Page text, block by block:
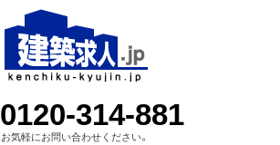
0120-314-881
お気軽にお問い合わせください。